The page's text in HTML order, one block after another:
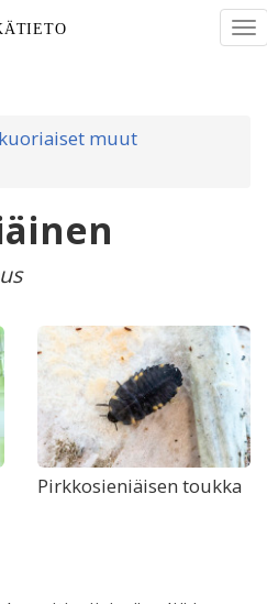
muut
Pirkkosieniäisen toukka